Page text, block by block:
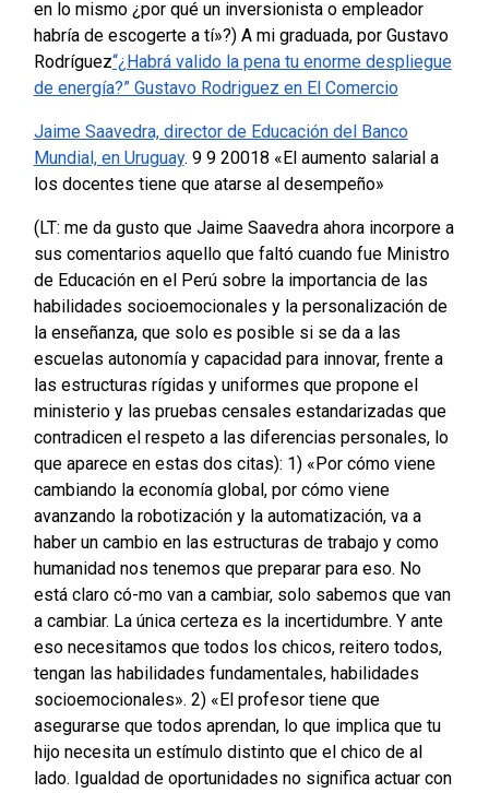
en lo mismo ¿por qué un inversionista o empleador
habría de escogerte a tí»?) A mi graduada, por Gustavo
Rodríguez“¿Habrá valido la pena tu enorme despliegue
de energía?” Gustavo Rodriguez en El Comercio
Jaime Saavedra, director de Educación del Banco
Mundial, en Uruguay. 9 9 20018 «El aumento salarial a
los docentes tiene que atarse al desempeño»
(LT: me da gusto que Jaime Saavedra ahora incorpore a
sus comentarios aquello que faltó cuando fue Ministro
de Educación en el Perú sobre la importancia de las
habilidades socioemocionales y la personalización de
la enseñanza, que solo es posible si se da a las
escuelas autonomía y capacidad para innovar, frente a
las estructuras rígidas y uniformes que propone el
ministerio y las pruebas censales estandarizadas que
contradicen el respeto a las diferencias personales, lo
que aparece en estas dos citas): 1) «Por cómo viene
cambiando la economía global, por cómo viene
avanzando la robotización y la automatización, va a
haber un cambio en las estructuras de trabajo y como
humanidad nos tenemos que preparar para eso. No
está claro có-mo van a cambiar, solo sabemos que van
a cambiar. La única certeza es la incertidumbre. Y ante
eso necesitamos que todos los chicos, reitero todos,
tengan las habilidades fundamentales, habilidades
socioemocionales». 2) «El profesor tiene que
asegurarse que todos aprendan, lo que implica que tu
hijo necesita un estímulo distinto que el chico de al
lado. Igualdad de oportunidades no significa actuar con